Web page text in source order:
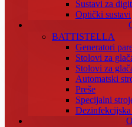
Sustavi za
Optički sustavi
BATTISTELLA
Generatori
Stolovi za
Stolovi za
Automatski
Preše
Specijalni
Dezinfekcijska